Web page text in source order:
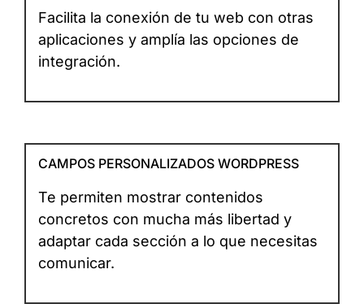
Facilita la conexión de tu web con otras
aplicaciones y amplía las opciones de
integración.
CAMPOS PERSONALIZADOS WORDPRESS
Te permiten mostrar contenidos
concretos con mucha más libertad y
adaptar cada sección a lo que necesitas
comunicar.